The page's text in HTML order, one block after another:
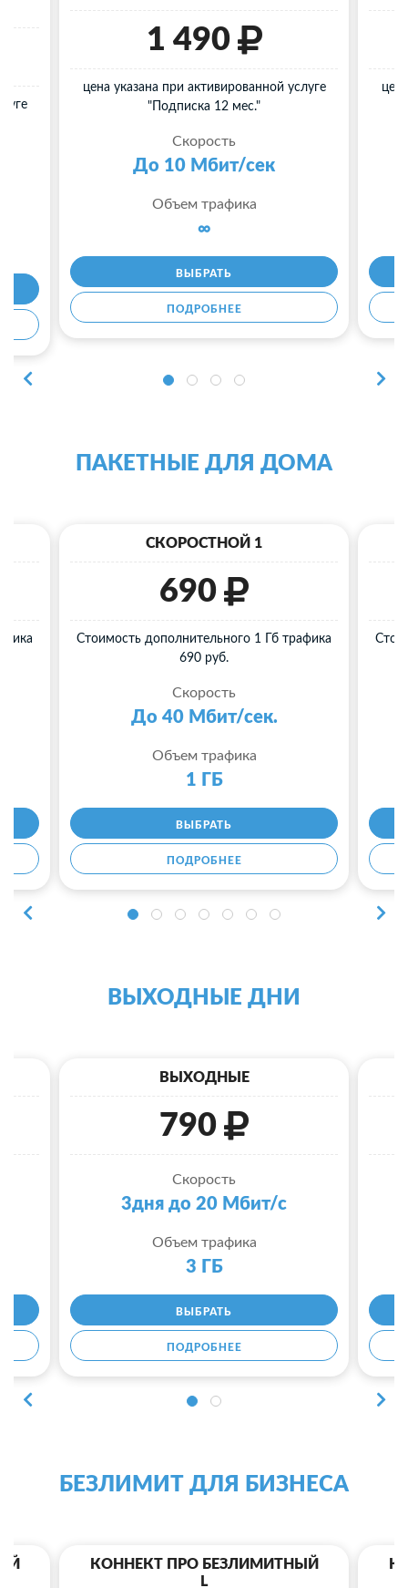
1 490
цена указана при активированной услуге
"Подписка 12 мес."
Скорость
До 10 Мбит/сек
Объем трафика
∞
ВЫБРАТЬ
ПОДРОБНЕЕ
ПАКЕТНЫЕ ДЛЯ ДОМА
СКОРОСТНОЙ 1
690
Стоимость дополнительного 1 Гб трафика
690 руб.
Скорость
До 40 Мбит/сек.
Объем трафика
1 ГБ
ВЫБРАТЬ
ПОДРОБНЕЕ
ВЫХОДНЫЕ ДНИ
ВЫХОДНЫЕ
790
Скорость
3дня до 20 Мбит/с
Объем трафика
3 ГБ
ВЫБРАТЬ
ПОДРОБНЕЕ
БЕЗЛИМИТ ДЛЯ БИЗНЕСА
КОННЕКТ ПРО БЕЗЛИМИТНЫЙ
L